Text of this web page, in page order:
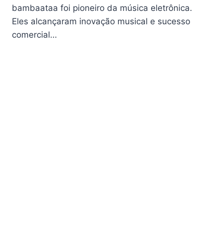
bambaataa foi pioneiro da música eletrônica.
Eles alcançaram inovação musical e sucesso
comercial…